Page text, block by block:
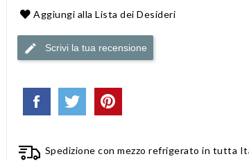
Aggiungi alla Lista dei Desideri
Scrivi la tua recensione
Spedizione con mezzo refrigerato in tutta